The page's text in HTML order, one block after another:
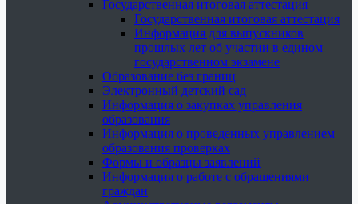
Государственная итоговая аттестация
Государственная итоговая аттестация
Информация для выпускников
прошлых лет об участии в едином
государственном экзамене
Образование без границ
Электронный детский сад
Информация о закупках управления
образования
Информация о проведенных управлением
образования проверках
Формы и образцы заявлений
Информация о работе с обращениями
граждан